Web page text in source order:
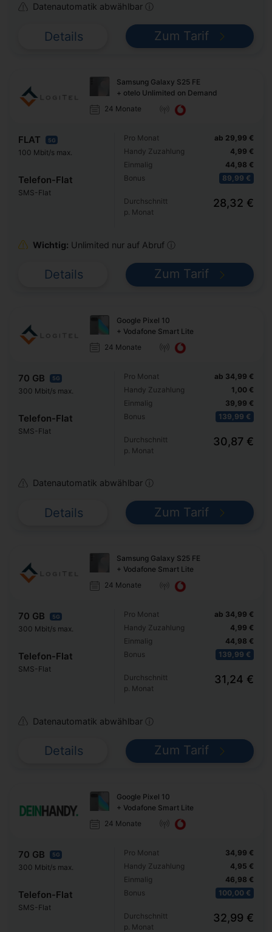
Datenautomatik abwählbar ⓘ
Details Zum Tarif
Samsung Galaxy S25 FE
+ otelo Unlimited on Demand
24 Monate
FLAT 5G
100 Mbit/s max.
Telefon-Flat
SMS-Flat
Pro Monat
Handy Zuzahlung
Einmalig
Bonus
ab 29,99 €
4,99 €
44,98 €
89,99 €
Durchschnitt
p. Monat
28,32 €
Wichtig: Unlimited nur auf Abruf ⓘ
Details Zum Tarif
Google Pixel 10
+ Vodafone Smart Lite
24 Monate
70 GB 5G
300 Mbit/s max.
Telefon-Flat
SMS-Flat
Pro Monat
Handy Zuzahlung
Einmalig
Bonus
ab 34,99 €
1,00 €
39,99 €
139,99 €
Durchschnitt
p. Monat
30,87 €
Datenautomatik abwählbar ⓘ
Details Zum Tarif
Samsung Galaxy S25 FE
+ Vodafone Smart Lite
24 Monate
70 GB 5G
300 Mbit/s max.
Telefon-Flat
SMS-Flat
Pro Monat
Handy Zuzahlung
Einmalig
Bonus
ab 34,99 €
4,99 €
44,98 €
139,99 €
Durchschnitt
p. Monat
31,24 €
Datenautomatik abwählbar ⓘ
Details Zum Tarif
Google Pixel 10
+ Vodafone Smart Lite
24 Monate
70 GB 5G
300 Mbit/s max.
Telefon-Flat
SMS-Flat
Pro Monat
Handy Zuzahlung
Einmalig
Bonus
34,99 €
4,95 €
46,98 €
100,00 €
Durchschnitt
p. Monat
32,99 €